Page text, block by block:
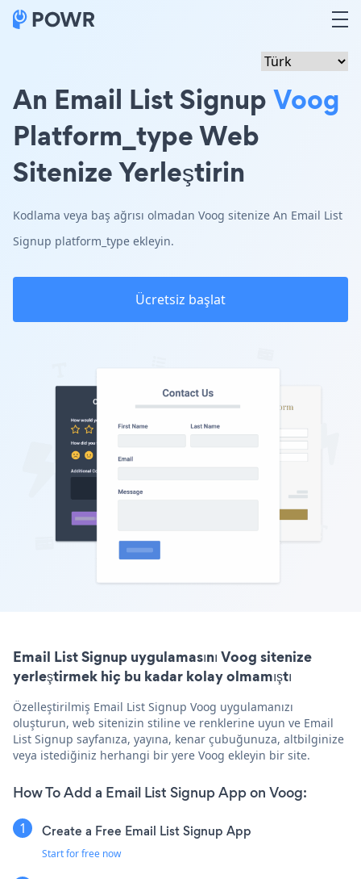
An Email List SignupVoog
Platform_type Web
Sitenize Yerleştirin
Kodlama veya baş ağrısı olmadan Voog sitenize An Email List
Signup platform_type ekleyin.
Ücretsiz başlat
Email List Signup uygulamasını Voog sitenize
yerleştirmek hiç bu kadar kolay olmamıştı
Özelleştirilmiş Email List Signup Voog uygulamanızı
oluşturun, web sitenizin stiline ve renklerine uyun ve Email
List Signup sayfanıza, yayına, kenar çubuğunuza, altbilginize
veya istediğiniz herhangi bir yere Voog ekleyin bir site.
How To Add a Email List Signup App on Voog:
Create a Free Email List Signup App
Start for free now